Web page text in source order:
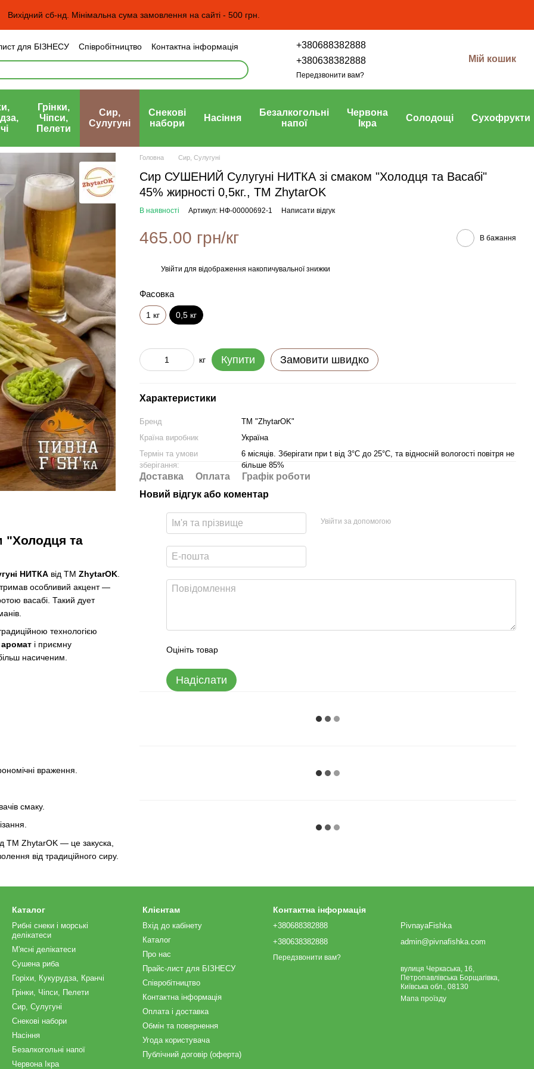
Вихідний сб-нд. Мінімальна сума замовлення на сайті - 500 грн.
для БІЗНЕСУ Співробітництво
Контактна інформація
та повернення
Угода користувача
+380688382888
+380638382888
Передзвонити вам?
Мій кошик
Грінки,
Чіпси,
Пелети
Сир,
Сулугуні
Снекові
набори
Насіння
Безалкогольні
напої
Червона
Ікра
Солодощі Сухофрукти
"Холодця та
НИТКА від ТМ ZhytarOK
особливий акцент —
васабі. Такий дует
технологією
і приємну
насиченим.
враження.
смаку.
ТМ ZhytarOK — це закуска,
від традиційного сиру.
Головна Сир, Сулугуні
Сир СУШЕНИЙ Сулугуні НИТКА зі смаком "Холодця та Васабі"
45% жирності 0,5кг., ТМ ZhytarOK
В наявності Артикул: НФ-00000692-1 Написати відгук
465.00 грн/кг В бажання
Увійти для відображення накопичувальної знижки
Фасовка
1 кг 0,5 кг
кг Купити Замовити швидко
Характеристики
Бренд
ТМ "ZhytarOK"
Країна виробник
Україна
Термін та умови
зберігання:
6 місяців. Зберiгати при t вiд 3°C до 25°C, та вiдноснiй вологостi повiтря не
бiльше 85%
Доставка Оплата
Графік роботи
Новий відгук або коментар
Увійти за допомогою
Оцініть товар
Надіслати
Каталог
Рибні снеки і морські
делікатеси
М'ясні делікатеси
Сушена риба
Горіхи, Кукурудза, Кранчі
Грінки, Чіпси, Пелети
Сир, Сулугуні
Снекові набори
Насіння
Безалкогольні напої
Червона Ікра
Клієнтам
Вхід до кабінету
Каталог
Про нас
Прайс-лист для БІЗНЕСУ
Співробітництво
Контактна інформація
Оплата і доставка
Обмін та повернення
Угода користувача
Публічний договір (оферта)
Контактна інформація
+380688382888
+380638382888
Передзвонити вам?
PivnayaFishka
admin@pivnafishka.com
вулиця Черкаська, 16,
Петропавлівська Борщагівка,
Київська обл., 08130
Мапа проїзду